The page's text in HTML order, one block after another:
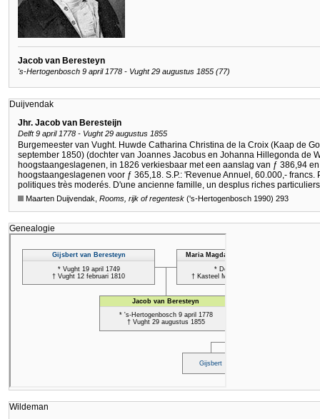
Jacob van Beresteyn
's-Hertogenbosch 9 april 1778 - Vught 29 augustus 1855 (77)
Duijvendak
Jhr. Jacob van Beresteijn
Delft 9 april 1778 - Vught 29 augustus 1855
Burgemeester van Vught. Huwde Catharina Christina de la Croix (Kaap de
september 1850) (dochter van Joannes Jacobus en Johanna Hillegonda de
hoogstaangeslagenen, in 1826 verkiesbaar met een aanslag van ƒ 386,94
hoogstaangeslagenen voor ƒ 365,18. S.P.: 'Revenue Annuel, 60.000,-
politiques très moderés. D'une ancienne famille, un desplus riches
Maarten Duijvendak, Rooms, rijk of regentesk ('s-Hertogenbosch 1990) 293
Genealogie
Wildeman